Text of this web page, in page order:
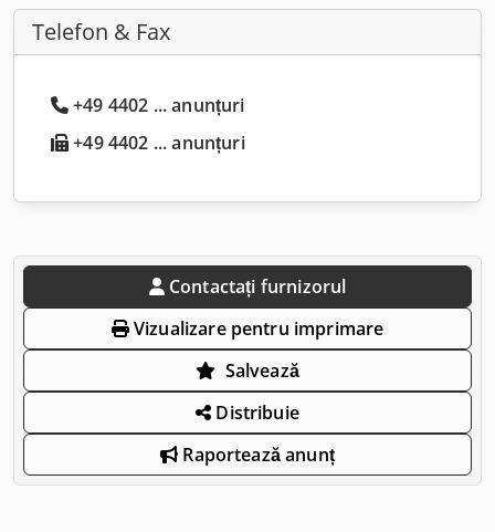
Telefon & Fax
+49 4402 ... anunțuri
+49 4402 ... anunțuri
Contactați furnizorul
Vizualizare pentru imprimare
Salvează
Distribuie
Raportează anunț